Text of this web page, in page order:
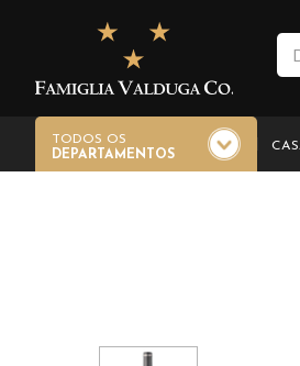
TODOS OS
DEPARTAMENTOS